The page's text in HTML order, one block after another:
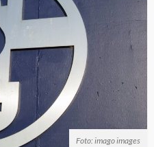
Foto: imago images